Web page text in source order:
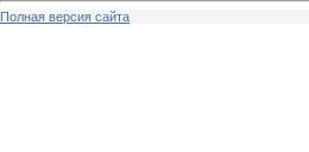
Полная версия сайта